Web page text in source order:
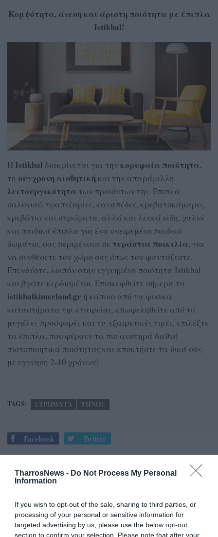
TharrosNews - Do Not Process My Personal
Information
If you wish to opt-out of the sale, sharing to third parties, or
processing of your personal or sensitive information for
targeted advertising by us, please use the below opt-out
section to confirm your selection. Please note that after your
Κομψότητα, άνεση και άριστη ποιότητα με έπιπλα
Istikbal!
Η Istikbal διακρίνεται για την κορυφαία ποιότητα,
τη σύγχρονη αισθητική και την απαράμιλλη
λειτουργικότητα των προϊόντων της. Έπιπλα
σαλονιού, τραπεζαρίες, καναπέδες, κρεβατοκάμαρες,
κρεβάτια και στρώματα, αλλά και λευκά είδη, χαλιά
και παιδικά έπιπλα για ένα ονειρεμένο παιδικό
δωμάτιο, σας περιμένουν σε τεράστια ποικιλία, για
να συνθέσετε τον χώρο σας όπως τον φαντάζεστε.
Επενδύστε, λοιπόν στην εγγυημένη ποιότητα Istikbal
και βγείτε κερδισμένοι. Επισκεφθείτε σήμερα το
istikbalkimerland.gr ή κάποιο από τα φυσικά
καταστήματα της εταιρείας, επωφεληθείτε από τις
μεγάλες προσφορές και τις εξαιρετικές τιμές, επιλέξτε
τα έπιπλα, που φέρουν τα πιο αυστηρά διεθνή
πιστοποιητικά ποιότητας και αποκτήστε τα δικά σας
με εγγύηση 2-10 χρόνων!
TAGS: ΣΤΡΩΜΑΤΑ ΥΠΝΟΣ
Facebook Twitter